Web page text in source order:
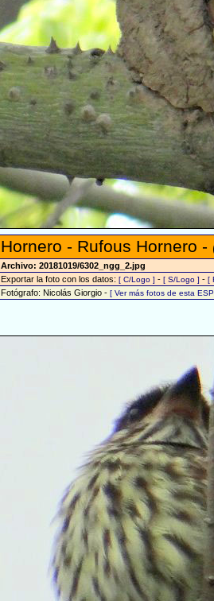
Hornero - Rufous Hornero -
Archivo: 20181019/6302_ngg_2.jpg
Exportar la foto con los datos: [ C/Logo ] - [ S/Logo ] - [
Fotógrafo: Nicolás Giorgio - [ Ver más fotos de esta